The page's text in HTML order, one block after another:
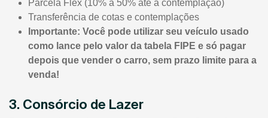
Parcela Flex (10% à 50% até a contemplação)
Transferência de cotas e contemplações
Importante: Você pode utilizar seu veículo usado
como lance pelo valor da tabela FIPE e só pagar
depois que vender o carro, sem prazo limite para a
venda!
3. Consórcio de Lazer